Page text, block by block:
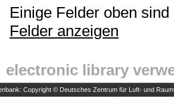
Einige Felder oben
Felder anzeigen
electronic library
Copyright © Deutsches Zentrum für Luft- und